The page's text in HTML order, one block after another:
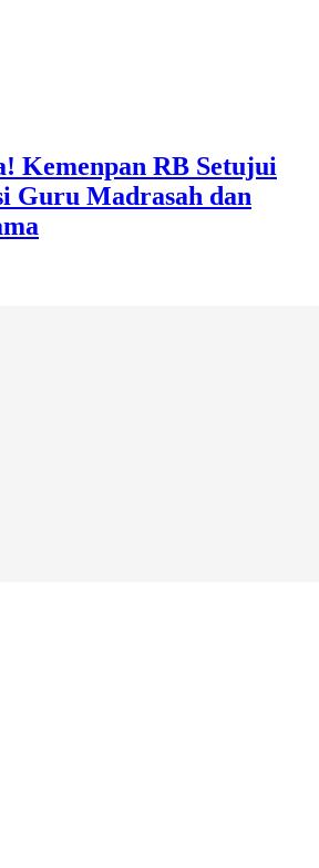
Kemenpan RB Setujui
Guru Madrasah dan